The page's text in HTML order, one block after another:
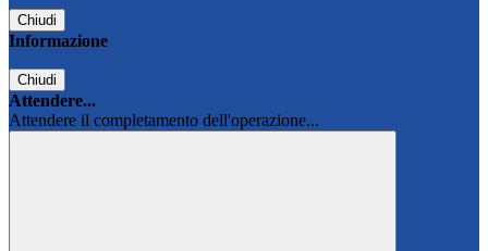
Chiudi
Informazione
Chiudi
Attendere...
Attendere il completamento dell'operazione...